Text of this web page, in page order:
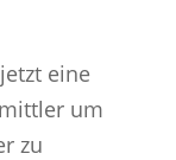
eine
um
zu